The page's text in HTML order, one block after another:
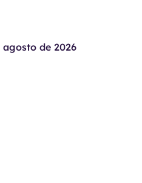
agosto de 2026